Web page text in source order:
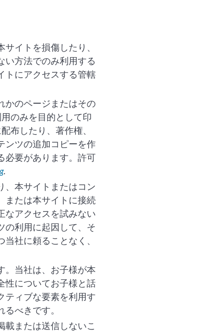
イトを損傷したり、
い方法でのみ利用する
トにアクセスする管轄
かのページまたはその
のみを目的として印
布したり、著作権、
ンツの追加コピーを作
必要があります。許可
.
、本サイトまたはコン
または本サイトに接続
なアクセスを試みない
の利用に起因して、そ
社に頼ることなく、
。当社は、お子様が本
性についてお子様と話
ティブな要素を利用す
べきです。
または送信しないこ